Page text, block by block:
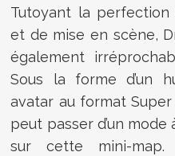
Tutoyant la
et de mise en scène,
également
Sous la forme d’un
avatar au format
peut passer d’un
sur cette mini-map.